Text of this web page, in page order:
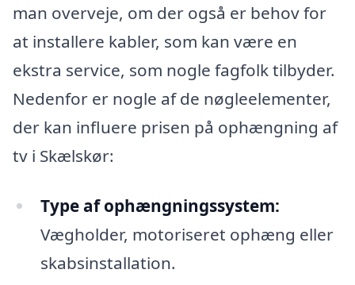
man overveje, om der også er behov for
at installere kabler, som kan være en
ekstra service, som nogle fagfolk tilbyder.
Nedenfor er nogle af de nøgleelementer,
der kan influere prisen på ophængning af
tv i Skælskør:
Type af ophængningssystem:
Vægholder, motoriseret ophæng eller
skabsinstallation.